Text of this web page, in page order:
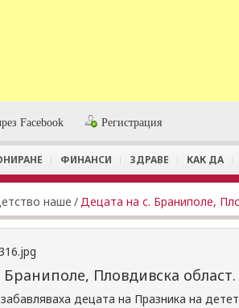
Facebook Регистрация
ФИНАНСИ ЗДРАВЕ КАК ДА
наше /Децата на с. Браниполе,
Пловдивска област.
децата на Празника на